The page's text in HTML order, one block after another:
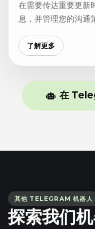
在需要传达重要更新
息，并管理您的沟通
了解更多
在
其他 TELEGRAM 机器人
探索我们